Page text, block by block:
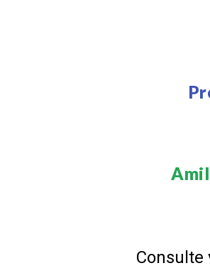
Amil
Consulte